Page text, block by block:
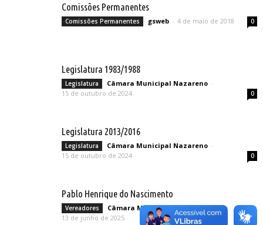
Comissões Permanentes
Comissões Permanentes gsweb - 4 de maio de 2018 0
Legislatura 1983/1988
Legislatura Câmara Municipal Nazareno -
15 de outubro de 2024
0
Legislatura 2013/2016
Legislatura Câmara Municipal Nazareno -
15 de outubro de 2024
0
Pablo Henrique do Nascimento
Vereadores Câmara Municipal Nazareno -
13 de junho de 2025
0